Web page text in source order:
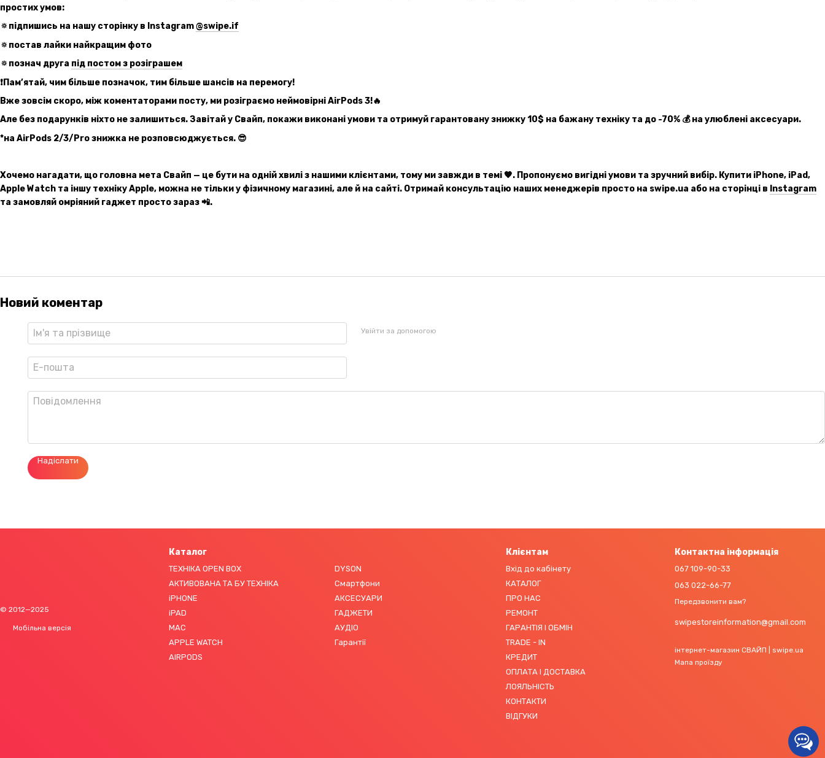
простих умов:
🔅підпишись на нашу сторінку в Instagram@swipe.if
🔅постав лайки найкращим фото
🔅познач друга під постом з розіграшем
❗️Пам’ятай, чим більше позначок, тим більше шансів на перемогу!
Вже зовсім скоро, між коментаторами посту, ми розіграємо неймовірні AirPods 3!🔥
Але без подарунків ніхто не залишиться. Завітай у Свайп, покажи виконані умови та отримуй гарантовану знижку 10$ на бажану техніку та до -70% 💰 на улюблені аксесуари.
*на AirPods 2/3/Pro знижка не розповсюджується. 😎
Хочемо нагадати, що головна мета Свайп — це бути на одній хвилі з нашими клієнтами, тому ми завжди в темі 🧡. Пропонуємо вигідні умови та зручний вибір. Купити iPhone, iPad,
Apple Watch та іншу техніку Apple, можна не тільки у фізичному магазині, але й на сайті. Отримай консультацію наших менеджерів просто на swipe.ua або на сторінці в Instagram
та замовляй омріяний гаджет просто зараз 📲.
Новий коментар
Увійти за допомогою
Надіслати
© 2012—2025
Мобільна версія
Каталог
ТЕХНІКА OPEN BOX
АКТИВОВАНА ТА БУ ТЕХНІКА
iPHONE
iPAD
MAC
APPLE WATCH
AIRPODS
DYSON
Смартфони
АКСЕСУАРИ
ГАДЖЕТИ
АУДІО
Гарантії
Клієнтам
Вхід до кабінету
КАТАЛОГ
ПРО НАС
РЕМОНТ
ГАРАНТІЯ І ОБМІН
TRADE - IN
КРЕДИТ
ОПЛАТА І ДОСТАВКА
ЛОЯЛЬНІСТЬ
КОНТАКТИ
ВІДГУКИ
Контактна інформація
067 109-90-33
063 022-66-77
Передзвонити вам?
swipestoreinformation@gmail.com
інтернет-магазин СВАЙП | swipe.ua
Мапа проїзду